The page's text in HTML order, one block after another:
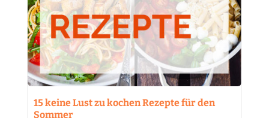
15 keine Lust zu kochen Rezepte für den
Sommer